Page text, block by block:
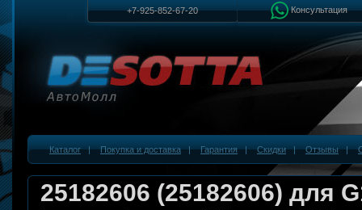
+7-925-852-67-20 Консультация
Каталог|Покупка и доставка|Гарантия|Скидки|Отзывы|
25182606 (25182606) для